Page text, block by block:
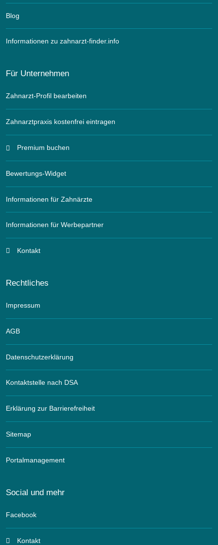
Blog
Informationen zu zahnarzt-finder.info
Für Unternehmen
Zahnarzt-Profil bearbeiten
Zahnarztpraxis kostenfrei eintragen
Premium buchen
Bewertungs-Widget
Informationen für Zahnärzte
Informationen für Werbepartner
Kontakt
Rechtliches
Impressum
AGB
Datenschutzerklärung
Kontaktstelle nach DSA
Erklärung zur Barrierefreiheit
Sitemap
Portalmanagement
Social und mehr
Facebook
Kontakt